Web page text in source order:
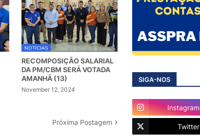
NOTÍCIAS
RECOMPOSIÇÃO SALARIAL
DA PM/CBM SERÁ VOTADA
AMANHÃ (13)
November 12, 2024
Próxima Postagem
SIGA-NOS
Instagram
Twitter